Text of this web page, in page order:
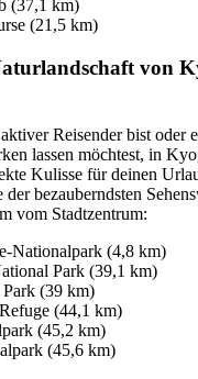
(37,1 km)
(21,5 km)
von
Reisender bist oder
lassen möchtest, in
Kulisse für deinen
bezauberndsten
vom Stadtzentrum:
Nationalpark (4,8 km)
Park (39,1 km)
(39 km)
(44,1 km)
(45,2 km)
(45,6 km)